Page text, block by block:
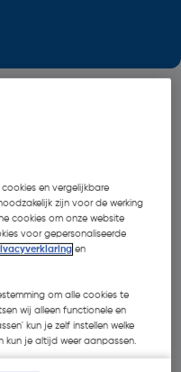
en vergelijkbare
zijn voor de werking
cookies om onze website
voor gepersonaliseerde
en
om alle cookies te
wij alleen functionele en
kun je zelf instellen welke
kun je altijd weer aanpassen.